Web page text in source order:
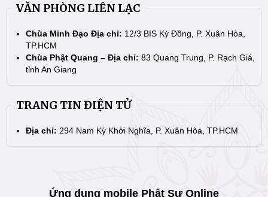
VĂN PHÒNG LIÊN LẠC
Chùa Minh Đạo Địa chỉ: 12/3 BIS Kỳ Đồng, P. Xuân Hòa,
TP.HCM
Chùa Phật Quang – Địa chỉ: 83 Quang Trung, P. Rạch Giá,
tỉnh An Giang
TRANG TIN ĐIỆN TỬ
Địa chỉ: 294 Nam Kỳ Khởi Nghĩa, P. Xuân Hòa, TP.HCM
Ứng dụng mobile Phật Sự Online